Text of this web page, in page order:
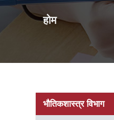
होम
भौतिकशास्त्र विभाग